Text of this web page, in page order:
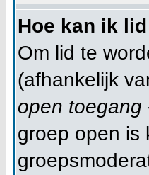
Hoe kan ik
Om lid te
(afhankelijk
open toegang
groep open is